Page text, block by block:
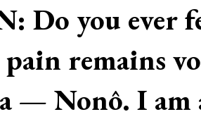
Do you ever
remains
— Nonô. I am